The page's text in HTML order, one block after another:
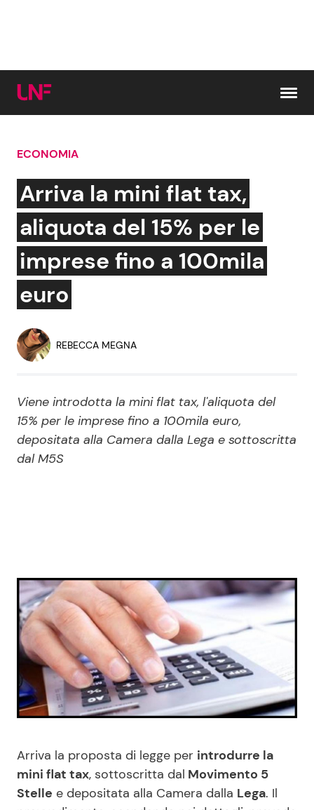
Cerca:
News e Cronaca
Attualità Italiana
Economia
Persone Scomparse
Politica
Gossip e TV
Bellezze VIP
Reality e Talent
Soap Opera
News Spettacolo
Benessere
Casa
Mondo Mamma
Cucina e Ricette
Consigli di Cucina
Le Ricette in TV
ECONOMIA
Arriva la mini flat tax,
aliquota del 15% per le
imprese fino a 100mila
euro
REBECCA MEGNA
Viene introdotta la mini flat tax, l'aliquota del
15% per le imprese fino a 100mila euro,
depositata alla Camera dalla Lega e sottoscritta
dal M5S
Arriva la proposta di legge per introdurre la
mini flat tax, sottoscritta dal Movimento 5
Stelle e depositata alla Camera dalla Lega. Il